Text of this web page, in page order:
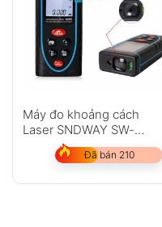
Máy đo khoảng cách
Laser SNDWAY SW-
Đã bán 210